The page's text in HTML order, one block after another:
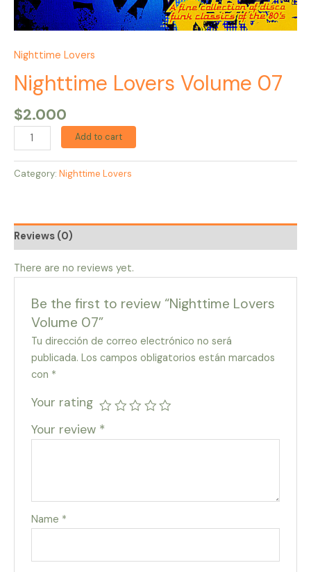
Nighttime Lovers
Nighttime Lovers Volume 07
$2.000
Add to cart
Category: Nighttime Lovers
Reviews (0)
There are no reviews yet.
Be the first to review “Nighttime Lovers
Volume 07”
Tu dirección de correo electrónico no será
publicada. Los campos obligatorios están marcados
con *
Your rating
Your review *
Name *